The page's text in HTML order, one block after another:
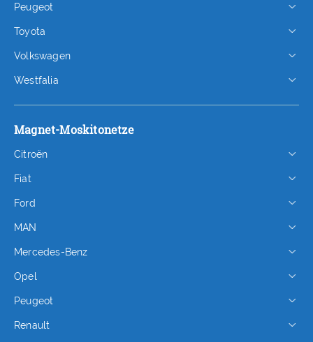
Peugeot
Toyota
Volkswagen
Westfalia
Magnet-Moskitonetze
Citroën
Fiat
Ford
MAN
Mercedes-Benz
Opel
Peugeot
Renault